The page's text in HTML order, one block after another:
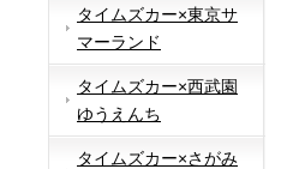
タイムズカー×東京サ
マーランド
タイムズカー×西武園
ゆうえんち
タイムズカー×さがみ